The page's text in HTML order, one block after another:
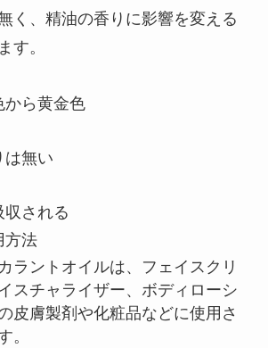
く、精油の香りに影響を変える
す。
から黄金色
は無い
収される
方法
ラントオイルは、フェイスクリ
スチャライザー、ボディローシ
皮膚製剤や化粧品などに使用さ
。